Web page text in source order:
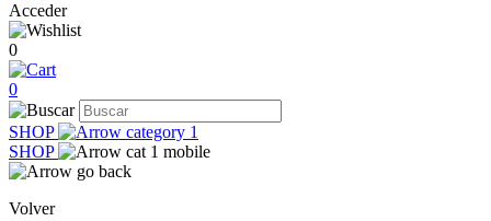
Acceder
0
0
SHOP
SHOP
Volver